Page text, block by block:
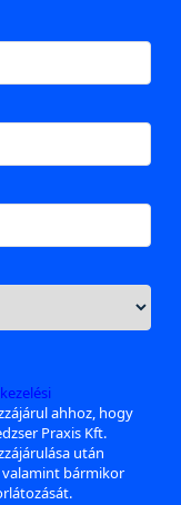
ahhoz, hogy
Praxis Kft.
után
valamint bármikor